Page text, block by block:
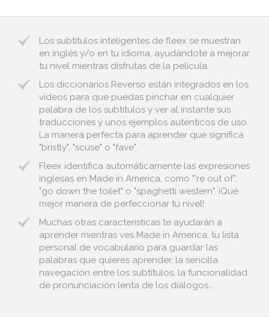
Los subtítulos inteligentes de fleex se muestran
en inglés y/o en tu idioma, ayudándote a mejorar
tu nivel mientras disfrutas de la película.
Los diccionarios Reverso están integrados en los
vídeos para que puedas pinchar en cualquier
palabra de los subtítulos y ver al instante sus
traducciones y unos ejemplos auténticos de uso.
La manera perfecta para aprender qué significa
"bristly", "scuse" o "fave".
Fleex identifica automáticamente las expresiones
inglesas en Made in America, como "'re out of",
"go down the toilet" o "spaghetti western". ¡Qué
mejor manera de perfeccionar tu nivel!
Muchas otras características te ayudarán a
aprender mientras ves Made in America: tu lista
personal de vocabulario para guardar las
palabras que quieres aprender, la sencilla
navegación entre los subtítulos, la funcionalidad
de pronunciación lenta de los diálogos...